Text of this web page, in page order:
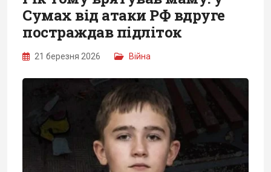
Сумах від атаки РФ вдруге
постраждав підліток
21 березня 2026 Війна